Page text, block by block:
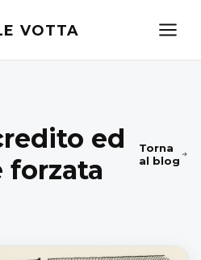
VOTTA
ed
forzata
Torna
al blog